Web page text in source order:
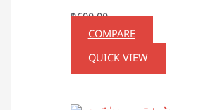
฿600.00
COMPARE
QUICK VIEW